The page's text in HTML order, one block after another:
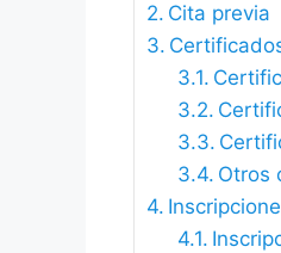
Cita previa
Otros